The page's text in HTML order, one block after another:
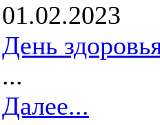
01.02.2023
День
...
Далее...